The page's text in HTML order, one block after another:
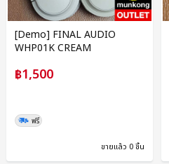
[Demo] FINAL AUDIO
WHP01K CREAM
฿1,500
ฟรี
ขายแล้ว 0 ชิ้น